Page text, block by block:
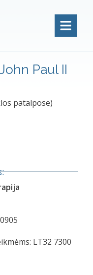
Paul II
patalpose)
LT32 7300